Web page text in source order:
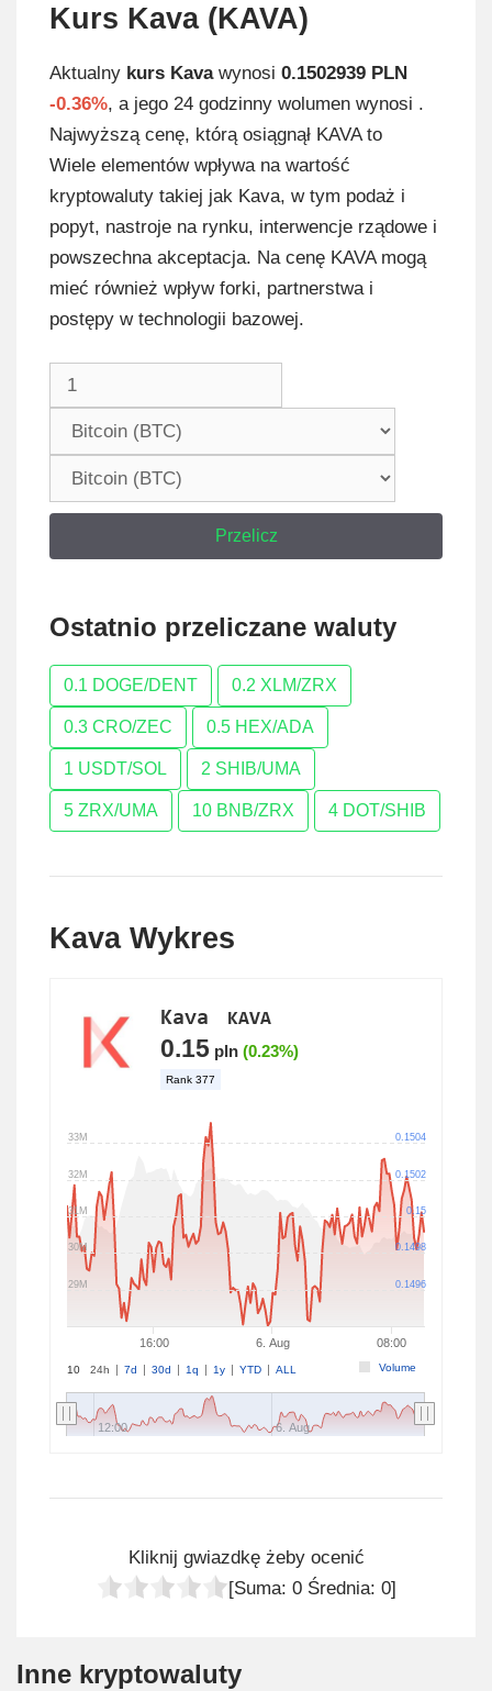
Kurs Kava (KAVA)
Aktualny kurs Kavawynosi 0.1502939 PLN
-0.36%, a jego 24 godzinny wolumen wynosi .
Najwyższą cenę, którą osiągnął KAVA to
Wiele elementów wpływa na wartość
kryptowaluty takiej jak Kava, w tym podaż i
popyt, nastroje na rynku, interwencje rządowe i
powszechna akceptacja. Na cenę KAVA mogą
mieć również wpływ forki, partnerstwa i
postępy w technologii bazowej.
Przelicz
Ostatnio przeliczane waluty
0.1 DOGE/DENT 0.2 XLM/ZRX
0.3 CRO/ZEC 0.5 HEX/ADA
1 USDT/SOL 2 SHIB/UMA
5 ZRX/UMA 10 BNB/ZRX 4 DOT/SHIB
Kava Wykres
Kava KAVA
0.15 pln (0.23%)
Rank 377
16:00 6. Aug 08:00
12:00 6. Aug
29M
30M
31M
32M
33M
0.1496
0.1498
0.15
0.1502
0.1504
Volume
10 24h 7d 30d 1q 1y YTD ALL
Kliknij gwiazdkę żeby ocenić
[Suma: 0Średnia: 0]
Inne kryptowaluty